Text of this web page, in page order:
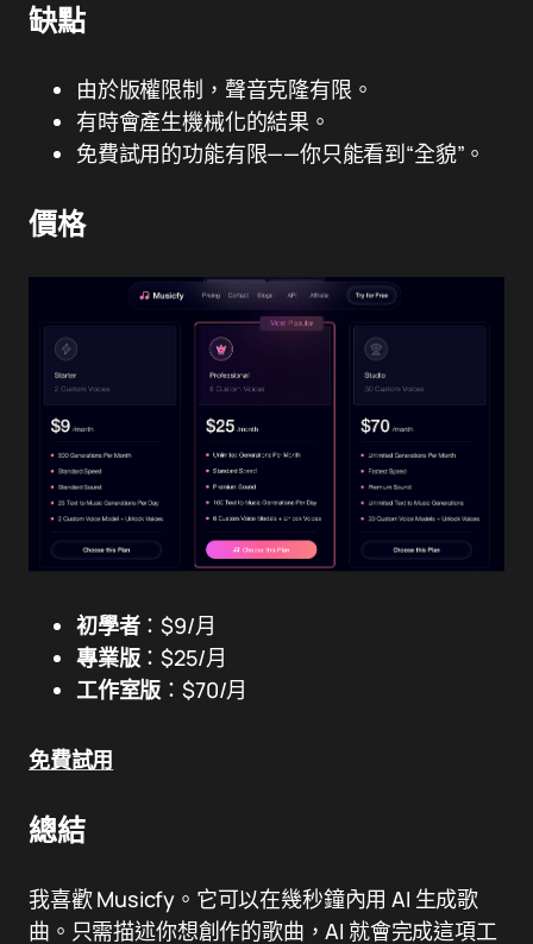
缺點
由於版權限制，聲音克隆有限。
有時會產生機械化的結果。
免費試用的功能有限——你只能看到“全貌”。
價格
初學者：$9/月
專業版：$25/月
工作室版 ：$70/月
免費試用
總結
我喜歡 Musicfy。它可以在幾秒鐘內用 AI 生成歌
曲。只需描述你想創作的歌曲，AI 就會完成這項工